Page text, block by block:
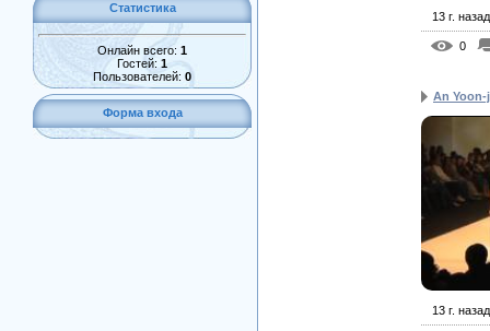
Статистика
Онлайн всего: 1
Гостей: 1
Пользователей: 0
Форма входа
13 г. назад
0
An
13 г. назад